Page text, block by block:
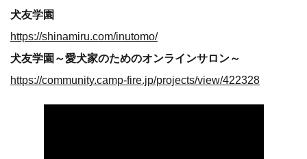
犬友学園
https://shinamiru.com/inutomo/
犬友学園～愛犬家のためのオンラインサロン～
https://community.camp-fire.jp/projects/view/422328